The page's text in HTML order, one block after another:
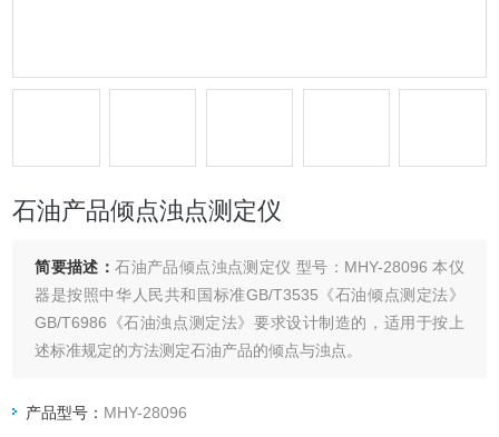
石油产品倾点浊点测定仪
简要描述：石油产品倾点浊点测定仪 型号：MHY-28096 本仪
器是按照中华人民共和国标准GB/T3535《石油倾点测定法》
GB/T6986《石油浊点测定法》要求设计制造的，适用于按上
述标准规定的方法测定石油产品的倾点与浊点。
产品型号： MHY-28096